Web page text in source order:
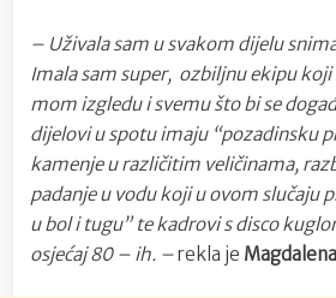
– Uživala sam u svakom dijelu
Imala sam super, ozbiljnu ekipu koji
mom izgledu i svemu što bi se
dijelovi u spotu imaju “pozadinsku
kamenje u različitim veličinama,
padanje u vodu koji u ovom slučaju
u bol i tugu” te kadrovi s disco
osjećaj 80 – ih. –rekla je Magdalena